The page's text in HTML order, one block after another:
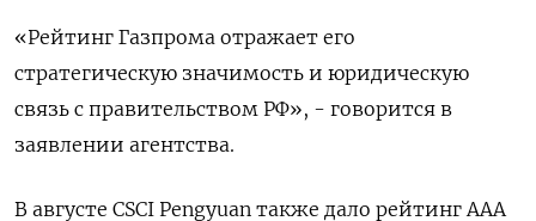
«Рейтинг Газпрома отражает его
стратегическую значимость и юридическую
связь с правительством РФ», - говорится в
заявлении агентства.
В августе CSCI Pengyuan также дало рейтинг AAA